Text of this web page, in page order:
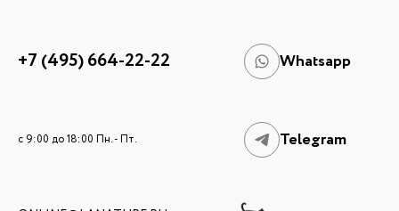
+7 (495) 664-22-22 Whatsapp
c 9:00 до 18:00 Пн. - Пт. Telegram